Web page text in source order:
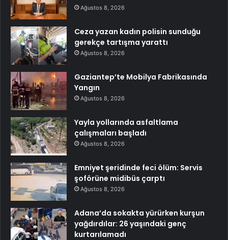
Ağustos 8, 2026
Ceza yazan kadın polisin sunduğu
gerekçe tartışma yarattı
Ağustos 8, 2026
Gaziantep’te Mobilya Fabrikasında
Yangın
Ağustos 8, 2026
Yayla yollarında asfaltlama
çalışmaları başladı
Ağustos 8, 2026
Emniyet şeridinde feci ölüm: Servis
şoförüne midibüs çarptı
Ağustos 8, 2026
Adana’da sokakta yürürken kurşun
yağdırdılar: 26 yaşındaki genç
kurtarılamadı